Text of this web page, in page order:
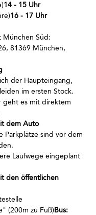
14 - 15 Uhr
16 - 17 Uhr
München Süd:
81369 München,
der Haupteingang,
im ersten Stock.
geht es mit direktem
dem Auto
Parkplätze sind vor dem
Laufwege eingeplant
den öffentlichen
(200m zu Fuß)Bus: